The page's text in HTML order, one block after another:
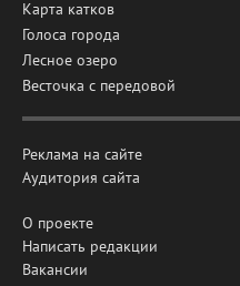
Карта катков
Голоса города
Лесное озеро
Весточка с передовой
Реклама на сайте
Аудитория сайта
О проекте
Написать редакции
Вакансии